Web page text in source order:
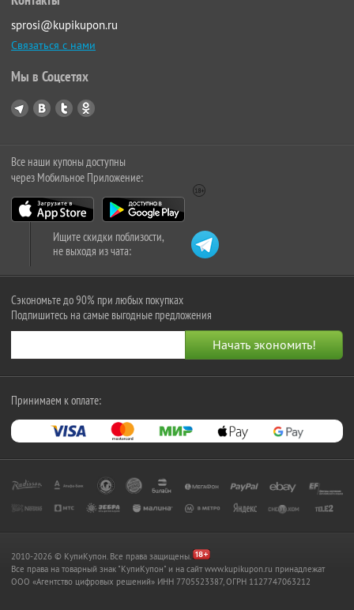
sprosi@kupikupon.ru
Связаться с нами
Мы в Соцсетях
Все наши купоны доступны
через Мобильное Приложение:
Ищите скидки поблизости,
не выходя из чата:
Сэкономьте до 90% при любых покупках
Подпишитесь на самые выгодные предложения
Принимаем к оплате:
2010-2026 © КупиКупон. Все права защищены.
Все права на товарный знак "КупиКупон" и на сайт www.kupikupon.ru принадлежат
OOO «Агентство цифровых решений» ИНН 7705523387, ОГРН 1127747063212